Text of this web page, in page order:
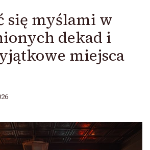
się myślami w
dekad i
miejsca